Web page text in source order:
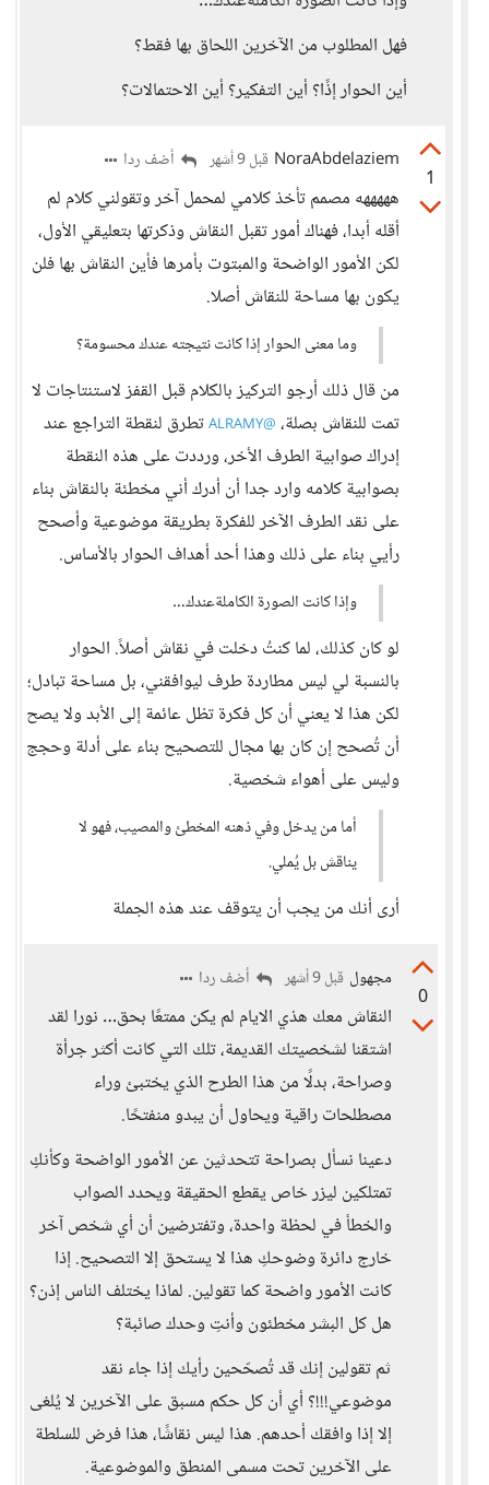
فهل المطلوب من الآخرين اللحاق بها فقط؟
أين الحوار إذًا؟ أين التفكير؟ أين الاحتمالات؟
1
NoraAbdelaziem قبل 9 أشهر أضف ردا
هههههه مصمم تأخذ كلامي لمحمل آخر وتقولني كلام لم
أقله أبدا، فهناك أمور تقبل النقاش وذكرتها بتعليقي الأول،
لكن الأمور الواضحة والمبتوت بأمرها فأين النقاش بها فلن
يكون بها مساحة للنقاش أصلا.
وما معنى الحوار إذا كانت نتيجته عندك محسومة؟
من قال ذلك أرجو التركيز بالكلام قبل القفز لاستنتاجات لا
تمت للنقاش بصلة، @ALRAMY
تطرق لنقطة التراجع عند
إدراك صوابية الطرف الأخر، ورددت على هذه النقطة
بصوابية كلامه وارد جدا أن أدرك أني مخطئة بالنقاش بناء
على نقد الطرف الآخر للفكرة بطريقة موضوعية وأصحح
رأيي بناء على ذلك وهذا أحد أهداف الحوار بالأساس.
وإذا كانت الصورة الكاملةعندك…
لو كان كذلك، لما كنتُ دخلت في نقاش أصلاً. الحوار
بالنسبة لي ليس مطاردة طرف ليوافقني، بل مساحة تبادل؛
لكن هذا لا يعني أن كل فكرة تظل عائمة إلى الأبد ولا يصح
أن تُصحح إن كان بها مجال للتصحيح بناء على أدلة وحجج
وليس على أهواء شخصية.
أما من يدخل وفي ذهنه المخطئ والمصيب، فهو لا
يناقش بل يُملي.
أرى أنك من يجب أن يتوقف عند هذه الجملة
0
مجهول قبل 9 أشهر أضف ردا
النقاش معك هذي الايام لم يكن ممتعًا بحق… نورا لقد
اشتقنا لشخصيتك القديمة، تلك التي كانت أكثر جرأة
وصراحة، بدلًا من هذا الطرح الذي يختبئ وراء
مصطلحات راقية ويحاول أن يبدو منفتحًا.
دعينا نسأل بصراحة تتحدثين عن الأمور الواضحة وكأنكِ
تمتلكين ليزر خاص يقطع الحقيقة ويحدد الصواب
والخطأ في لحظة واحدة، وتفترضين أن أي شخص آخر
خارج دائرة وضوحكِ هذا لا يستحق إلا التصحيح. إذا
كانت الأمور واضحة كما تقولين. لماذا يختلف الناس إذن؟
هل كل البشر مخطئون وأنتِ وحدك صائبة؟
ثم تقولين إنك قد تُصحّحين رأيك إذا جاء نقد
موضوعي!!!؟ أي أن كل حكم مسبق على الآخرين لا يُلغى
إلا إذا وافقك أحدهم. هذا ليس نقاشًا، هذا فرض للسلطة
على الآخرين تحت مسمى المنطق والموضوعية.